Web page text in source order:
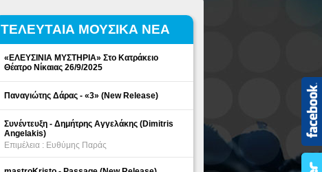
ΤΕΛΕΥΤΑΙΑ ΜΟΥΣΙΚΑ ΝΕΑ
«ΕΛΕΥΣΙΝΙΑ ΜΥΣΤΗΡΙΑ» Στο Κατράκειο
Θέατρο Νίκαιας 26/9/2025
Παναγιώτης Δάρας - «3» (New Release)
Συνέντευξη - Δημήτρης Αγγελάκης (Dimitris
Angelakis)
Επιμέλεια : Ευθύμης Παράς